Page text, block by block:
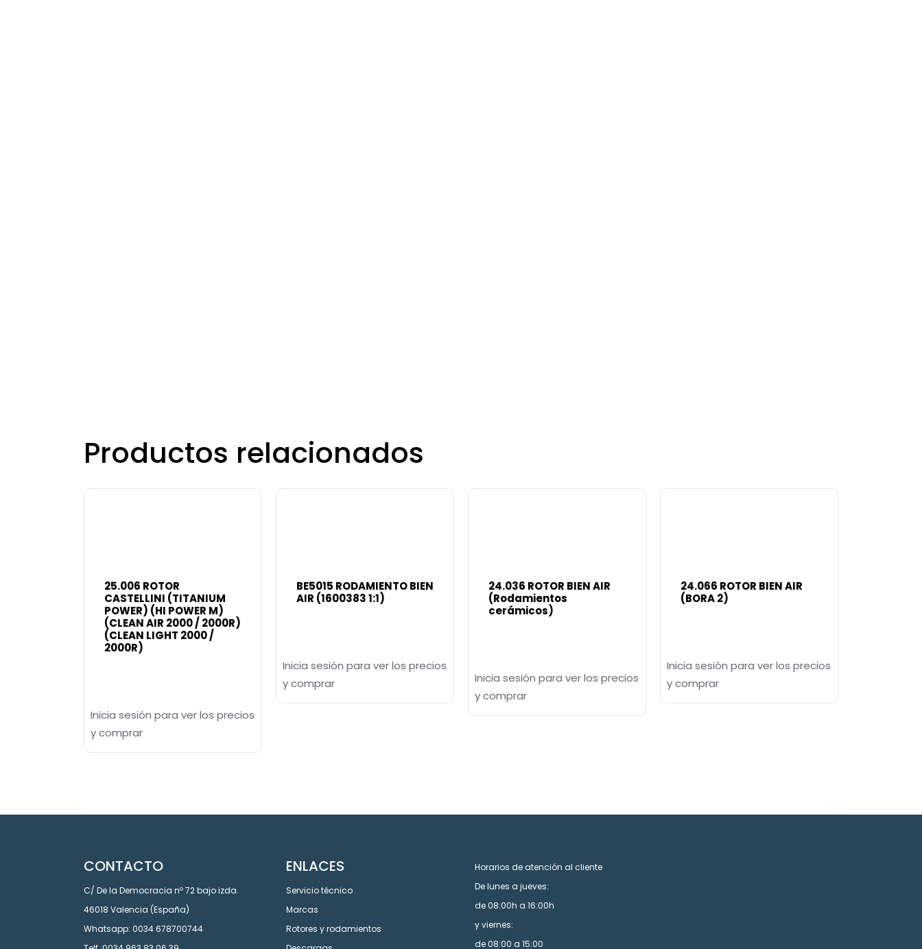
Productos relacionados
25.006 ROTOR
CASTELLINI (TITANIUM
POWER) (HI POWER M)
(CLEAN AIR 2000 / 2000R)
(CLEAN LIGHT 2000 /
2000R)
Inicia sesión para ver los precios
y comprar
BE5015 RODAMIENTO BIEN
AIR (1600383 1:1)
Inicia sesión para ver los precios
y comprar
24.036 ROTOR BIEN AIR
(Rodamientos
cerámicos)
Inicia sesión para ver los precios
y comprar
24.066 ROTOR BIEN AIR
(BORA 2)
Inicia sesión para ver los precios
y comprar
CONTACTO
C/ De la Democracia nº 72 bajo izda.
46018 Valencia (España)
Whatsapp: 0034 678700744
ENLACES
Servicio técnico
Marcas
Rotores y rodamientos
Horarios de atención al cliente
De lunes a jueves:
de 08:00h a 16:00h
y viernes:
de 08:00 a 15:00